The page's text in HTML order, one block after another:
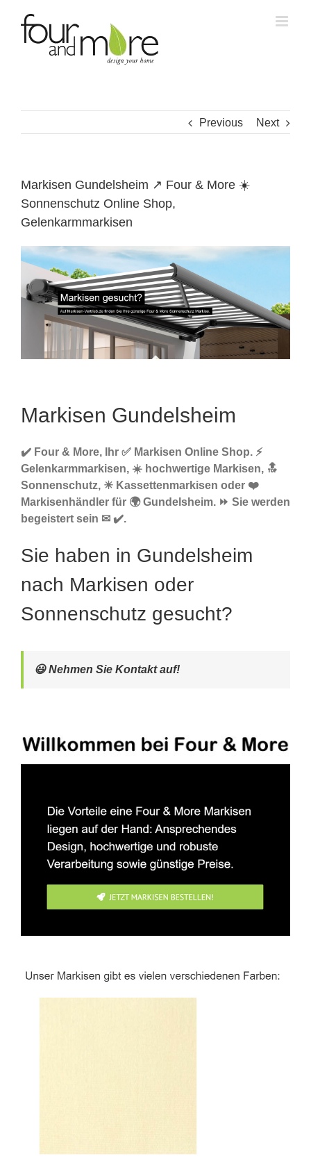
content
Previous Next
Markisen Gundelsheim ↗️ Four & More ☀️
Sonnenschutz Online Shop,
Gelenkarmmarkisen
Markisen Gundelsheim
✔️ Four & More, Ihr ✅ Markisen Online Shop. ⚡
Gelenkarmmarkisen, ☀️ hochwertige Markisen, 🔝
Sonnenschutz, ☀ Kassettenmarkisen oder ❤️
Markisenhändler für 🌍 Gundelsheim. ⏩ Sie werden
begeistert sein ✉ ✔️.
Sie haben in Gundelsheim
nach Markisen oder
Sonnenschutz gesucht?
😃 Nehmen Sie Kontakt auf!